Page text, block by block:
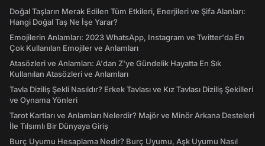
Doğal Taşların Merak Edilen Tüm Etkileri, Enerjileri ve Şifa Alanları:
Hangi Doğal Taş Ne İşe Yarar?
Emojilerin Anlamları: 2023 WhatsApp, Instagram ve Twitter'da En
Çok Kullanılan Emojiler ve Anlamları
Atasözleri ve Anlamları: A'dan Z'ye Gündelik Hayatta En Sık
Kullanılan Atasözleri ve Anlamları
Tavla Diziliş Şekli Nasıldır? Erkek Tavlası ve Kız Tavlası Diziliş Şekilleri
ve Oynama Yönleri
Tarot Kartları ve Anlamları Nelerdir? Majör ve Minör Arkana Desteleri
İle Tılsımlı Bir Dünyaya Giriş
Burç Uyumu Hesaplama Nedir? Burç Uyumu, Aşk Uyumu Nasıl